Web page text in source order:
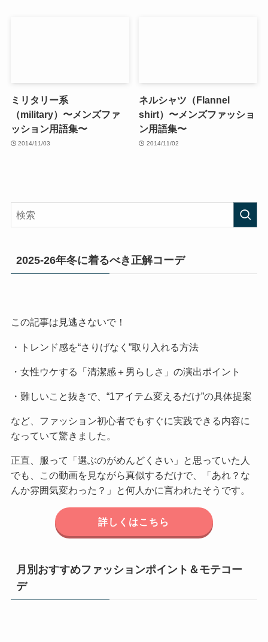
ミリタリー系
（military）〜メンズファ
ッション用語集〜
2014/11/03
ネルシャツ（Flannel
shirt）〜メンズファッショ
ン用語集〜
2014/11/02
2025-26年冬に着るべき正解コーデ
この記事は見逃さないで！
・トレンド感を“さりげなく”取り入れる方法
・女性ウケする「清潔感＋男らしさ」の演出ポイント
・難しいこと抜きで、“1アイテム変えるだけ”の具体提案
など、ファッション初心者でもすぐに実践できる内容に
なっていて驚きました。
正直、服って「選ぶのがめんどくさい」と思っていた人
でも、この動画を見ながら真似するだけで、「あれ？な
んか雰囲気変わった？」と何人かに言われたそうです。
詳しくはこちら
月別おすすめファッションポイント＆モテコー
デ